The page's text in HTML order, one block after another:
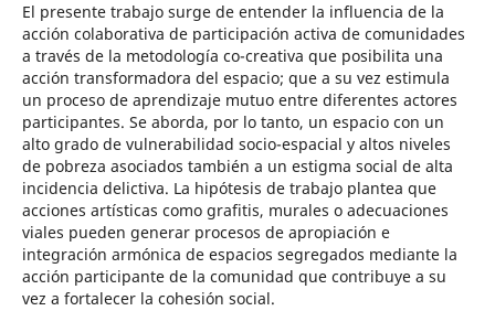
El presente trabajo surge de entender la influencia de la
acción colaborativa de participación activa de comunidades
a través de la metodología co-creativa que posibilita una
acción transformadora del espacio; que a su vez estimula
un proceso de aprendizaje mutuo entre diferentes actores
participantes. Se aborda, por lo tanto, un espacio con un
alto grado de vulnerabilidad socio-espacial y altos niveles
de pobreza asociados también a un estigma social de alta
incidencia delictiva. La hipótesis de trabajo plantea que
acciones artísticas como grafitis, murales o adecuaciones
viales pueden generar procesos de apropiación e
integración armónica de espacios segregados mediante la
acción participante de la comunidad que contribuye a su
vez a fortalecer la cohesión social.